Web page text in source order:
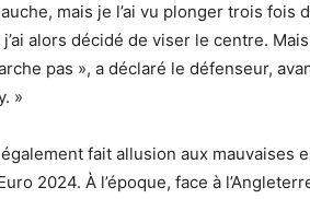
mais je l’ai vu plonger trois fois
alors décidé de viser le centre.
pas », a déclaré le défenseur,
»
fait allusion aux mauvaises
2024. À l’époque, face à